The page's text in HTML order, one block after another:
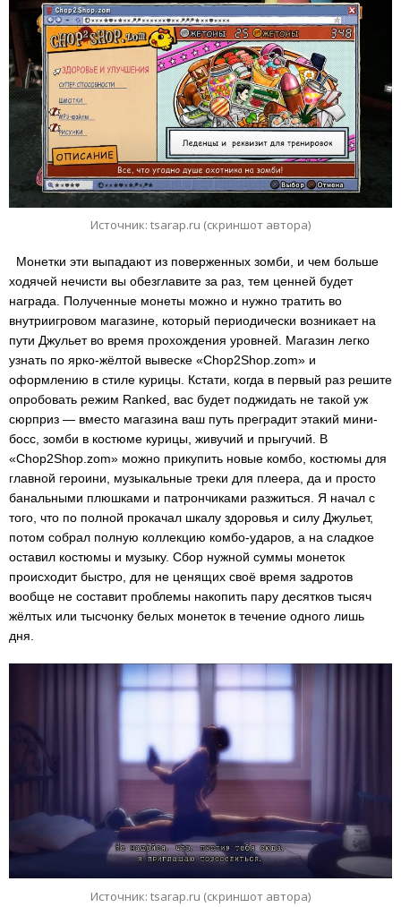
Источник: tsarap.ru (скриншот автора)
Монетки эти выпадают из поверженных зомби, и чем больше
ходячей нечисти вы обезглавите за раз, тем ценней будет
награда. Полученные монеты можно и нужно тратить во
внутриигровом магазине, который периодически возникает на
пути Джульет во время прохождения уровней. Магазин легко
узнать по ярко-жёлтой вывеске «Chop2Shop.zom» и
оформлению в стиле курицы. Кстати, когда в первый раз решите
опробовать режим Ranked, вас будет поджидать не такой уж
сюрприз — вместо магазина ваш путь преградит этакий мини-
босс, зомби в костюме курицы, живучий и прыгучий. В
«Chop2Shop.zom» можно прикупить новые комбо, костюмы для
главной героини, музыкальные треки для плеера, да и просто
банальными плюшками и патрончиками разжиться. Я начал с
того, что по полной прокачал шкалу здоровья и силу Джульет,
потом собрал полную коллекцию комбо-ударов, а на сладкое
оставил костюмы и музыку. Сбор нужной суммы монеток
происходит быстро, для не ценящих своё время задротов
вообще не составит проблемы накопить пару десятков тысяч
жёлтых или тысчонку белых монеток в течение одного лишь
дня.
Источник: tsarap.ru (скриншот автора)